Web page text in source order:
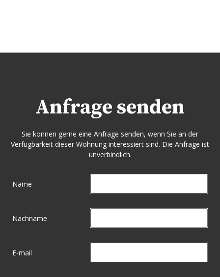
Anfrage senden
Sie können gerne eine Anfrage senden, wenn Sie an der
Verfügbarkeit dieser Wohnung interessiert sind. Die Anfrage ist
unverbindlich.
Name
Nachname
E-mail